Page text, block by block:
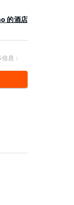
的酒店
息：